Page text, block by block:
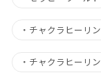
・ チャクラヒーリ
・ チャクラヒーリ